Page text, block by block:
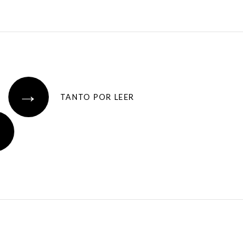
→ TANTO POR LEER